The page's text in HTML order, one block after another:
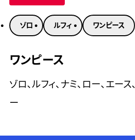
ゾロ ルフィ ワンピース
ワンピース
ゾロ、ルフィ、ナミ、ロー、エース
ー